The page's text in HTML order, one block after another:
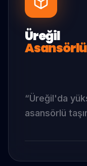
Üreğil
Asansörlü
“Üreğil'da
asansörlü